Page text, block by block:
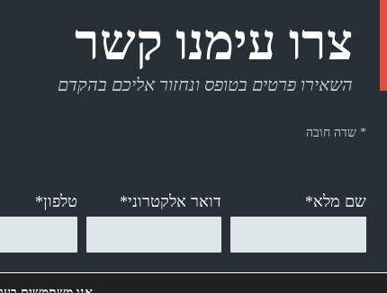
צרו עימנו קשר
השאירו פרטים בטופס ונחזור אליכם בהקדם
* שדה חובה
שם מלא* דואר אלקטרוני* טלפון*